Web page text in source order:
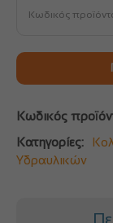
Κωδικός
Κωδικός
Κατηγορίες:
Υδραυλικών